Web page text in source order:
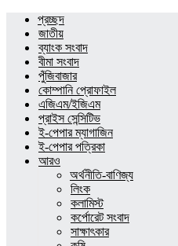
প্রচ্ছদ
জাতীয়
ব্যাংক সংবাদ
বীমা সংবাদ
পুঁজিবাজার
কোম্পানি প্রোফাইল
এজিএম/ইজিএম
প্রাইস সেন্সিটিভ
ই-পেপার ম্যাগাজিন
ই-পেপার পত্রিকা
আরও
অর্থনীতি-বাণিজ্য
লিংক
কলামিস্ট
কর্পোরেট সংবাদ
সাক্ষাৎকার